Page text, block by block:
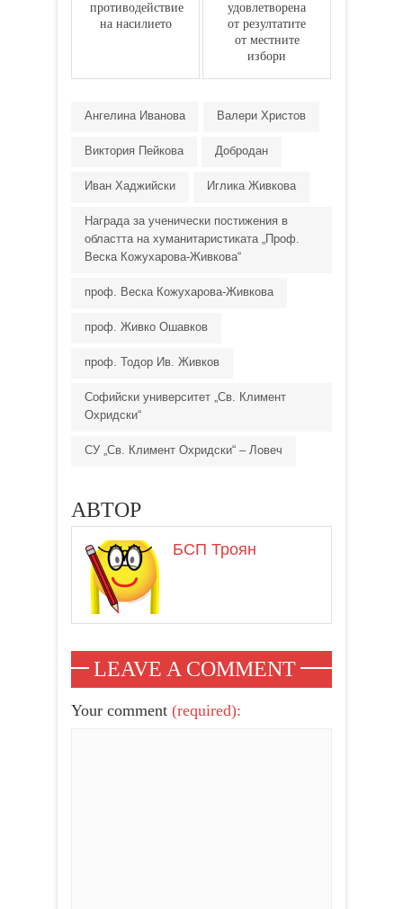
противодействие
на насилието
удовлетворена
от резултатите
от местните
избори
Ангелина Иванова Валери Христов
Виктория Пейкова Добродан
Иван Хаджийски Иглика Живкова
Награда за ученически постижения в
областта на хуманитаристиката „Проф.
Веска Кожухарова-Живкова“
проф. Веска Кожухарова-Живкова
проф. Живко Ошавков
проф. Тодор Ив. Живков
Софийски университет „Св. Климент
Охридски“
СУ „Св. Климент Охридски“ – Ловеч
АВТОР
БСП Троян
LEAVE A COMMENT
Your comment (required):